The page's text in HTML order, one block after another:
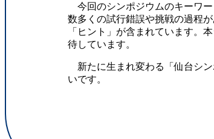
今回のシンポジウムのキーワ
数多くの試行錯誤や挑戦の過程
「ヒント」が含まれています。
待しています。
新たに生まれ変わる「仙台シ
いです。